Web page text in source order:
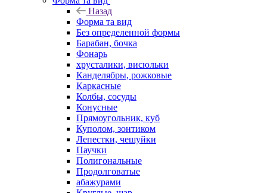
Назад
Форма та вид
Без определенной формы
Барабан, бочка
Фонарь
хрусталики, висюльки
Канделябры, рожковые
Каркасные
Колбы, сосуды
Конусные
Прямоугольник, куб
Куполом, зонтиком
Лепестки, чешуйки
Паучки
Полигональные
Продолговатые
абажурами